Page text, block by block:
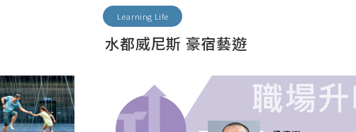
Learning Life
水都威尼斯 豪宿藝遊